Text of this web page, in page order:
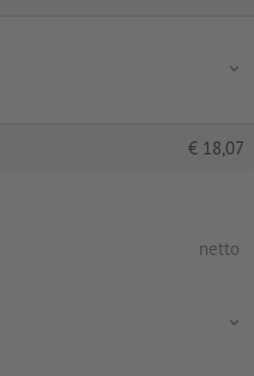
€ 18,07
netto